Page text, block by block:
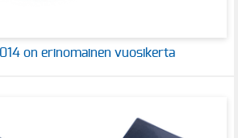
on erinomainen vuosikerta